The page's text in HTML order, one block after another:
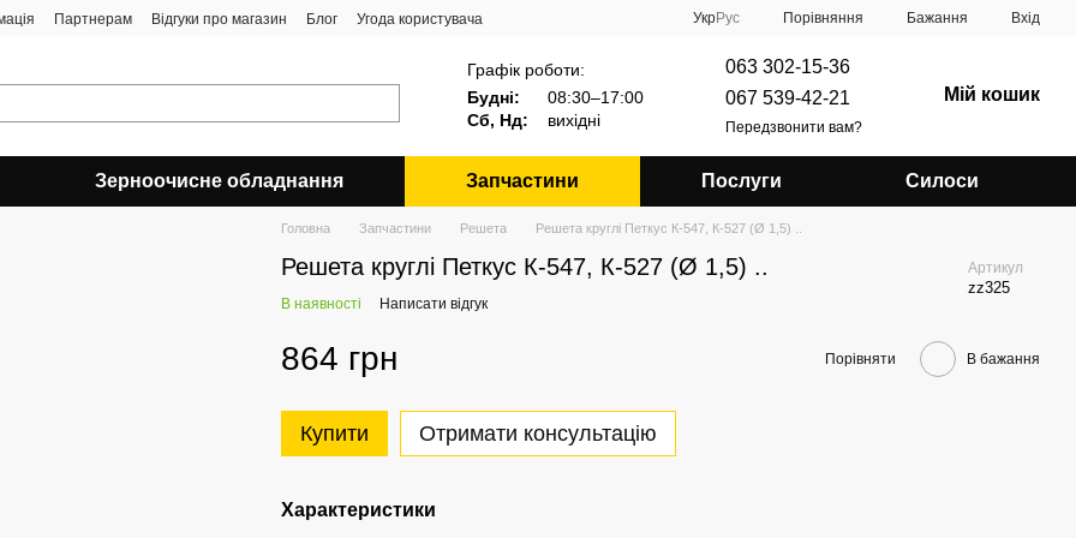
Партнерам Відгуки про магазин Блог Угода користувача УкрРус Порівняння Бажання Вхід
Графік роботи:
Будні:
08:30–17:00
Сб, Нд:
вихідні
063 302-15-36
067 539-42-21
Передзвонити вам?
Мій кошик
Зерноочисне обладнання Запчастини Послуги Силоси
Головна Запчастини Решета Решета круглі Петкус К-547, К-527 (Ø 1,5) ..
Решета круглі Петкус К-547, К-527 (Ø 1,5) .. Артикул
zz325
В наявності Написати відгук
864 грн Порівняти В бажання
Купити Отримати консультацію
Характеристики